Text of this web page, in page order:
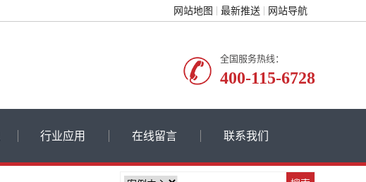
网站地图 最新推送 网站导航
全国服务热线：
400-115-6728
行业应用 在线留言 联系我们